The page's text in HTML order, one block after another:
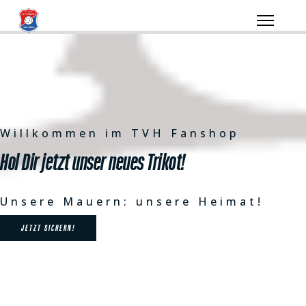
Willkommen im TVH Fanshop
Hol Dir jetzt unser neues Trikot!
Unsere Mauern: unsere Heimat!
JETZT SICHERN!